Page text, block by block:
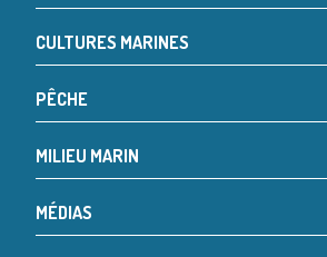
CULTURES MARINES
PÊCHE
MILIEU MARIN
MÉDIAS